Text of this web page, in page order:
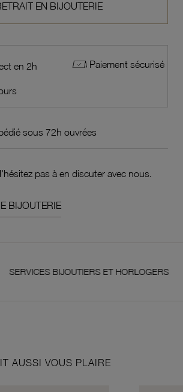
EN BIJOUTERIE
en 2h Paiement sécurisé
sous 72h ouvrées
pas à en discuter avec nous.
BIJOUTERIE
BIJOUTIERS ET HORLOGERS
AUSSI VOUS PLAIRE